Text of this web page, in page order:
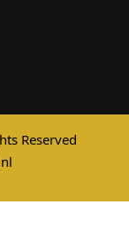
Reserved